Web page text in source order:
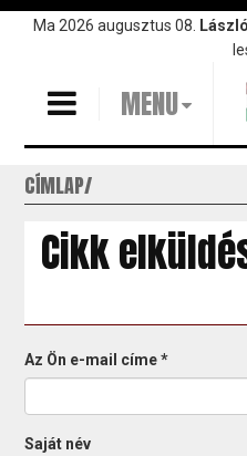
UgrásMa 2026 augusztus 08. László
MENU
CÍMLAP
Cikk
Az Ön e-mail címe*
Saját név